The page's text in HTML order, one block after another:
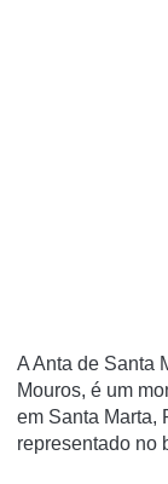
A Anta de Santa
Mouros, é um
em Santa Marta,
representado no